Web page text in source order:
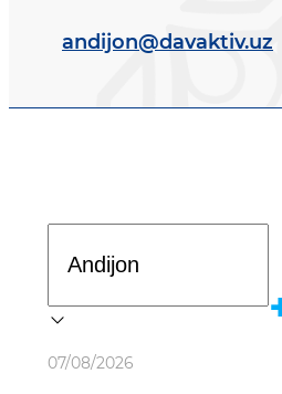
andijon@davaktiv.uz
07/08/2026